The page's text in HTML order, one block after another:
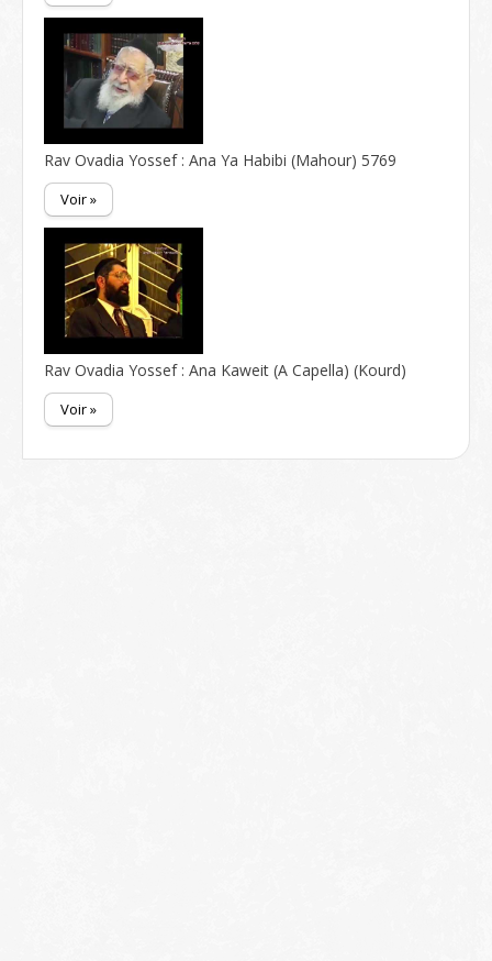
Rav Ovadia Yossef : Ana Ya Habibi (Mahour) 5769
Voir »
Rav Ovadia Yossef : Ana Kaweit (A Capella) (Kourd)
Voir »